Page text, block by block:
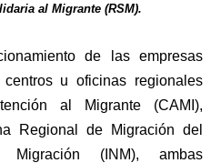
al Migrante (RSM).
de las empresas
u oficinas regionales
al Migrante (CAMI),
Regional de Migración del
Migración (INM), ambas